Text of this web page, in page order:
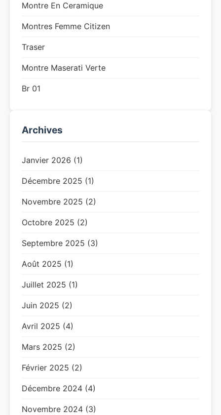
Montre En Ceramique
Montres Femme Citizen
Traser
Montre Maserati Verte
Br 01
Archives
Janvier 2026 (1)
Décembre 2025 (1)
Novembre 2025 (2)
Octobre 2025 (2)
Septembre 2025 (3)
Août 2025 (1)
Juillet 2025 (1)
Juin 2025 (2)
Avril 2025 (4)
Mars 2025 (2)
Février 2025 (2)
Décembre 2024 (4)
Novembre 2024 (3)